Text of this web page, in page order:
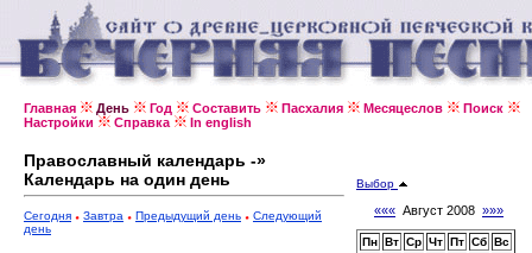
Главная День Год Составить Пасхалия Месяцеслов
Поиск
Настройки
Справка In english
Православный календарь -»
Календарь на один день
Сегодня Завтра Предыдущий день
Следующий
день
Выбор
««« Август 2008 »»»
Пн Вт Ср Чт Пт Сб Вс